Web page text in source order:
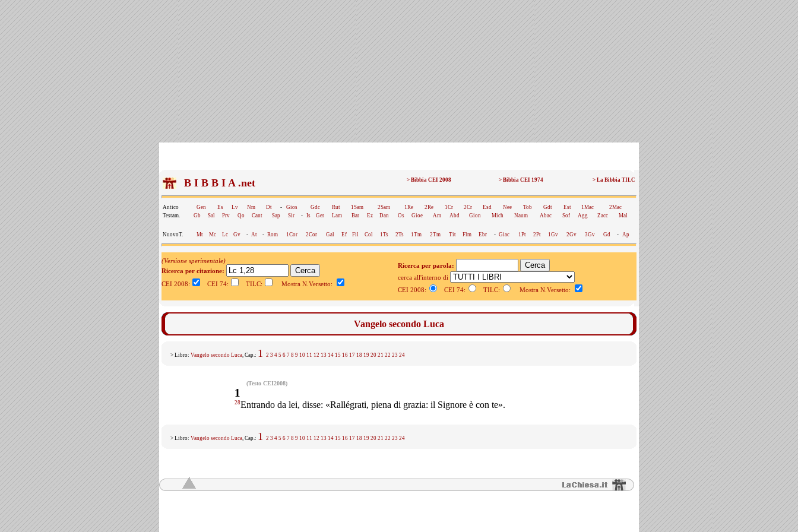
B I B B I A .net > Bibbia CEI 2008 > Bibbia CEI 1974 > La Bibbia TILC
Antico Gen Es Lv Nm Dt - Gios Gdc Rut 1Sam 2Sam 1Re 2Re 1Cr 2Cr Esd Nee Tob Gdt Est 1Mac
2Mac
Testam.
Gb Sal Prv Qo Cant Sap Sir - Is Ger Lam Bar Ez Dan Os Gioe Am Abd Gion Mich Naum Abac Sof Agg Zacc Mal
NuovoT. Mt Mc Lc Gv - At - Rom 1Cor 2Cor Gal Ef Fil Col 1Ts 2Ts 1Tm 2Tm Tit Flm Ebr - Giac 1Pt 2Pt 1Gv 2Gv 3Gv Gd - Ap
(Versione sperimentale)
Ricerca per citazione:
CEI 2008:
CEI 74: TILC: Mostra N.Versetto:
Ricerca per parola:
cerca all'interno di
CEI 2008:
CEI 74: TILC: Mostra N.Versetto:
Vangelo secondo Luca
> Libro: Vangelo secondo Luca, Cap.: 1 2 3 4 5 6 7 8 9 10 11 12 13 14 15 16 17 18 19 20 21 22 23 24
(Testo CEI2008)
1
28Entrando da lei, disse: «Rallégrati, piena di grazia: il Signore è con te».
> Libro: Vangelo secondo Luca, Cap.: 1 2 3 4 5 6 7 8 9 10 11 12 13 14 15 16 17 18 19 20 21 22 23 24